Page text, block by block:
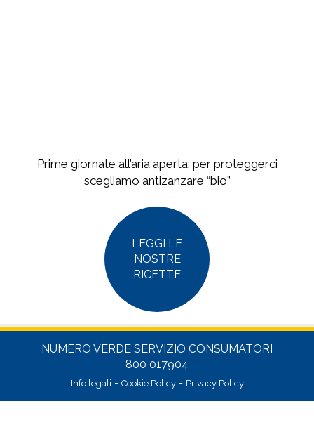
Prime giornate all’aria aperta: per proteggerci
scegliamo antizanzare “bio”
LEGGI LE
NOSTRE
RICETTE
NUMERO VERDE SERVIZIO CONSUMATORI
800 017904
Info legali - Cookie Policy- Privacy Policy